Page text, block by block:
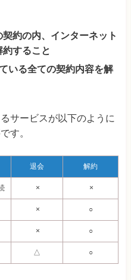
約の内、インターネット
すること
いる全ての契約内容を解
サービスが以下のように
す。
退会 解約
× ×
× ○
× ○
△ ○